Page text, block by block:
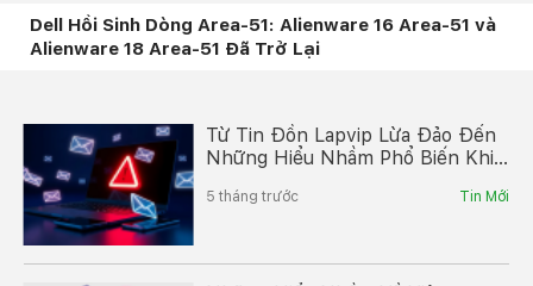
Dell Hồi Sinh Dòng Area-51: Alienware 16 Area-51 và
Alienware 18 Area-51 Đã Trở Lại
Từ Tin Đồn Lapvip Lừa Đảo Đến
Những Hiểu Nhầm Phổ Biến Khi
5 tháng trước Tin Mới